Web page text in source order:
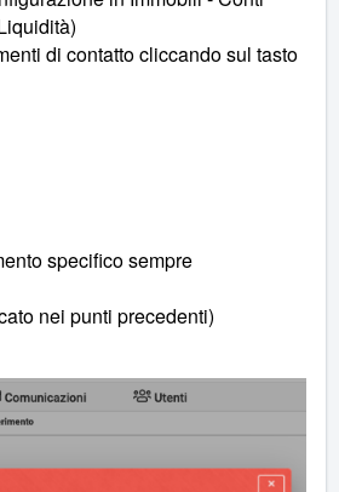
di contatto cliccando sul tasto
specifico sempre
nei punti precedenti)